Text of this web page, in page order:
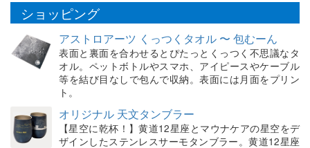
ショッピング
アストロアーツ くっつくタオル 〜 包むーん
表面と裏面を合わせるとぴたっとくっつく不思議なタ
オル。ペットボトルやスマホ、アイピースやケーブル
等を結び目なしで包んで収納。表面には月面をプリン
ト。
オリジナル 天文タンブラー
【星空に乾杯！】黄道12星座とマウナケアの星空をデ
ザインしたステンレスサーモタンブラー。黄道12星座